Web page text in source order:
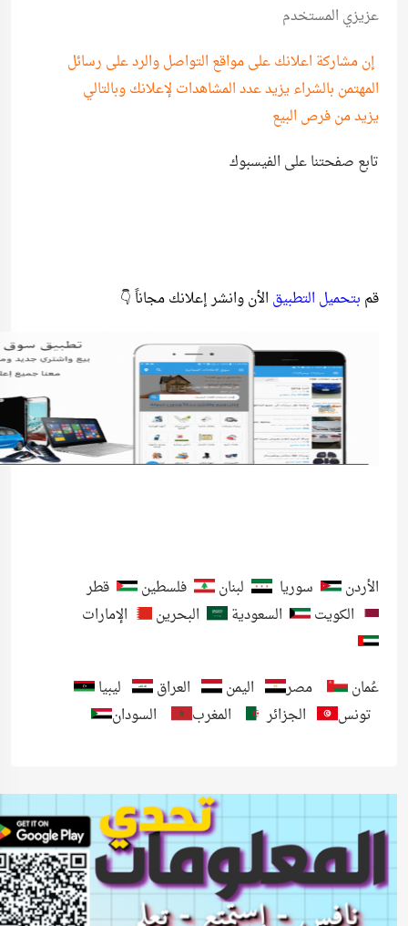
عزيزي المستخدم
إن مشاركة اعلانك على مواقع التواصل والرد على رسائل
المهتمن بالشراء يزيد عدد المشاهدات لإعلانك وبالتالي
يزيد من فرص البيع
تابع صفحتنا على الفيسبوك
قم بتحميل التطبيق الأن وانشر إعلانك مجاناً 👇
الأردن سوريا لبنان فلسطين
قطر
الكويت
السعودية البحرين الإمارات
عُمان مصر اليمن العراق
ليبيا
تونس
الجزائر المغرب السودان